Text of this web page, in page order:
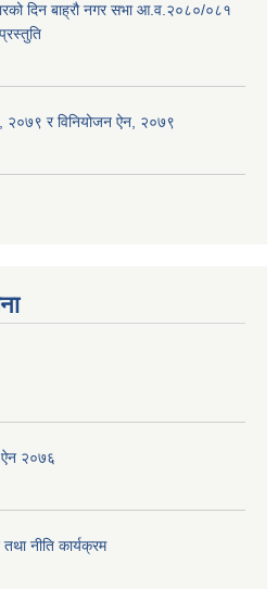
दिन बाह्रौ नगर सभा आ.व.२०८०/०८१
२०७९ र विनियोजन ऐन, २०७९
ऐन २०७६
नीति कार्यक्रम